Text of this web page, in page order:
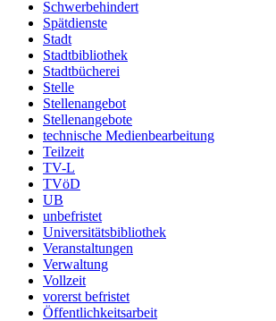
Schwerbehindert
Spätdienste
Stadt
Stadtbibliothek
Stadtbücherei
Stelle
Stellenangebot
Stellenangebote
technische Medienbearbeitung
Teilzeit
TV-L
TVöD
UB
unbefristet
Universitätsbibliothek
Veranstaltungen
Verwaltung
Vollzeit
vorerst befristet
Öffentlichkeitsarbeit